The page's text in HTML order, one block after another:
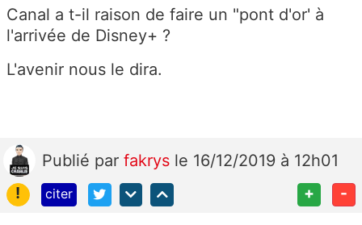
Canal a t-il raison de faire un "pont d'or' à
l'arrivée de Disney+ ?
L'avenir nous le dira.
Publié par fakrys le 16/12/2019 à 12h01
!
citer + -